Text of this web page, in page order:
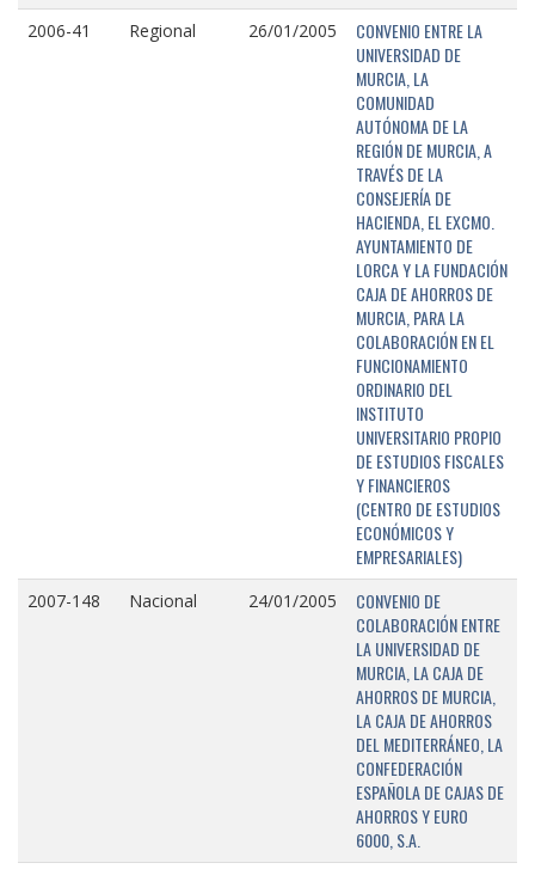
2006-41 Regional 26/01/2005
CONVENIO ENTRE LA
UNIVERSIDAD DE
MURCIA, LA
COMUNIDAD
AUTÓNOMA DE LA
REGIÓN DE MURCIA, A
TRAVÉS DE LA
CONSEJERÍA DE
HACIENDA, EL EXCMO.
AYUNTAMIENTO DE
LORCA Y LA FUNDACIÓN
CAJA DE AHORROS DE
MURCIA, PARA LA
COLABORACIÓN EN EL
FUNCIONAMIENTO
ORDINARIO DEL
INSTITUTO
UNIVERSITARIO PROPIO
DE ESTUDIOS FISCALES
Y FINANCIEROS
(CENTRO DE ESTUDIOS
ECONÓMICOS Y
EMPRESARIALES)
2007-148 Nacional 24/01/2005
CONVENIO DE
COLABORACIÓN ENTRE
LA UNIVERSIDAD DE
MURCIA, LA CAJA DE
AHORROS DE MURCIA,
LA CAJA DE AHORROS
DEL MEDITERRÁNEO, LA
CONFEDERACIÓN
ESPAÑOLA DE CAJAS DE
AHORROS Y EURO
6000, S.A.